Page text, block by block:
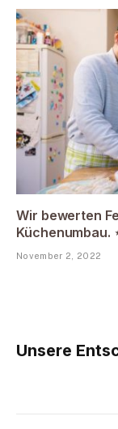
Wir bewerten
Küchenumbau.
November 2, 2022
Unsere